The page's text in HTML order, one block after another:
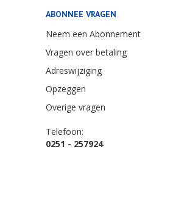
ABONNEE VRAGEN
Neem een Abonnement
Vragen over betaling
Adreswijziging
Opzeggen
Overige vragen
Telefoon:
0251 - 257924